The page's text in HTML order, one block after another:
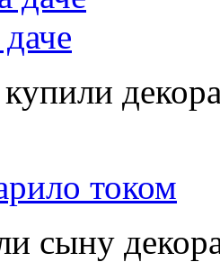
током
сыну